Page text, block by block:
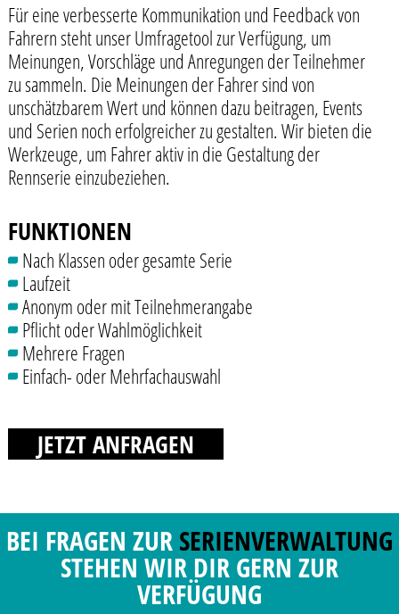
Für eine verbesserte Kommunikation und Feedback von
Fahrern steht unser Umfragetool zur Verfügung, um
Meinungen, Vorschläge und Anregungen der Teilnehmer
zu sammeln. Die Meinungen der Fahrer sind von
unschätzbarem Wert und können dazu beitragen, Events
und Serien noch erfolgreicher zu gestalten. Wir bieten die
Werkzeuge, um Fahrer aktiv in die Gestaltung der
Rennserie einzubeziehen.
FUNKTIONEN
Nach Klassen oder gesamte Serie
Laufzeit
Anonym oder mit Teilnehmerangabe
Pflicht oder Wahlmöglichkeit
Mehrere Fragen
Einfach- oder Mehrfachauswahl
JETZT ANFRAGEN
BEI FRAGEN ZURSERIENVERWALTUNG
STEHEN WIR DIR GERN ZUR
VERFÜGUNG